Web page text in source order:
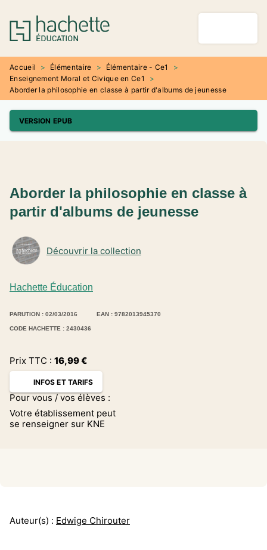
MENU RECHERCHE
PIED DE PAGE
Accueil > Élémentaire > Élémentaire - Ce1
>
Enseignement Moral et Civique en Ce1
>
Aborder la philosophie en classe à partir d'albums de jeunesse
VERSION EPUB
Hachette Éducation
Découvrir la collection
Aborder la philosophie en classe à
partir d'albums de jeunesse
PARUTION : 02/03/2016 EAN : 9782013945370
CODE HACHETTE : 2430436
Prix TTC : 16,99€
INFOS ET TARIFS
Pour vous / vos élèves :
Votre établissement peut
se renseigner sur KNE
Auteur(s) : Edwige Chirouter